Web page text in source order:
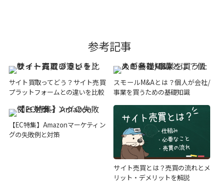
参考記事
サイト買取ってどう？サイト売買
プラットフォームとの違いを比較
スモールM&Aとは？個人が会社/
事業を買うための基礎知識
【EC特集】Amazonマーケティン
グの失敗例と対策
サイト売買とは？売買の流れとメ
リット・デメリットを解説